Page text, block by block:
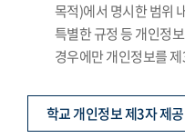
목적)에서 명시한 범위
특별한 규정 등 개인정
경우에만 개인정보를
학교 개인정보 제3자 제